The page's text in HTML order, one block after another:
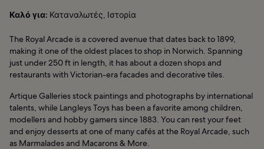
Καλό για: Καταναλωτές, Ιστορία
The Royal Arcade is a covered avenue that dates back to 1899,
making it one of the oldest places to shop in Norwich. Spanning
just under 250 ft in length, it has about a dozen shops and
restaurants with Victorian-era facades and decorative tiles.
Artique Galleries stock paintings and photographs by international
talents, while Langleys Toys has been a favorite among children,
modellers and hobby gamers since 1883. You can rest your feet
and enjoy desserts at one of many cafés at the Royal Arcade, such
as Marmalades and Macarons & More.